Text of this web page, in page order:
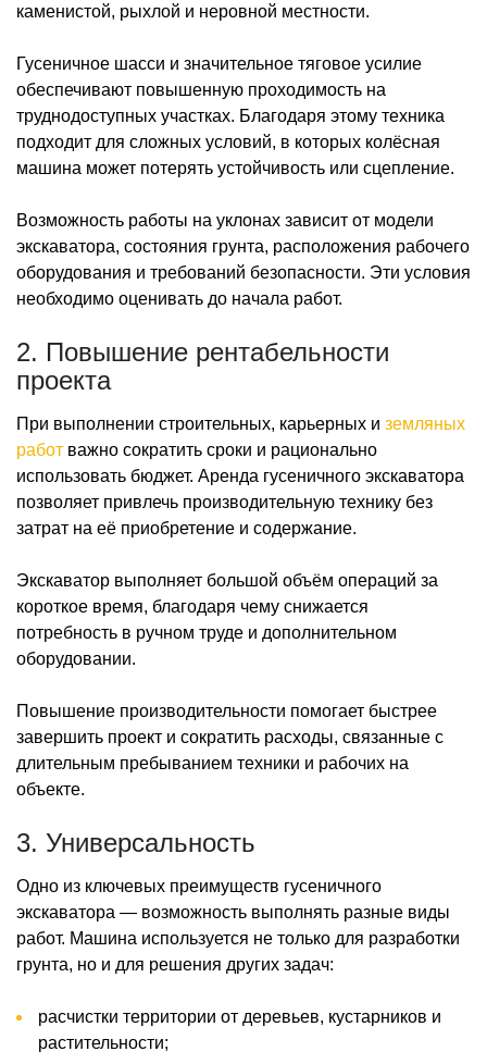
каменистой, рыхлой и неровной местности.
Гусеничное шасси и значительное тяговое усилие
обеспечивают повышенную проходимость на
труднодоступных участках. Благодаря этому техника
подходит для сложных условий, в которых колёсная
машина может потерять устойчивость или сцепление.
Возможность работы на уклонах зависит от модели
экскаватора, состояния грунта, расположения рабочего
оборудования и требований безопасности. Эти условия
необходимо оценивать до начала работ.
2. Повышение рентабельности
проекта
При выполнении строительных, карьерных и земляных
работ важно сократить сроки и рационально
использовать бюджет. Аренда гусеничного экскаватора
позволяет привлечь производительную технику без
затрат на её приобретение и содержание.
Экскаватор выполняет большой объём операций за
короткое время, благодаря чему снижается
потребность в ручном труде и дополнительном
оборудовании.
Повышение производительности помогает быстрее
завершить проект и сократить расходы, связанные с
длительным пребыванием техники и рабочих на
объекте.
3. Универсальность
Одно из ключевых преимуществ гусеничного
экскаватора — возможность выполнять разные виды
работ. Машина используется не только для разработки
грунта, но и для решения других задач:
расчистки территории от деревьев, кустарников и
растительности;